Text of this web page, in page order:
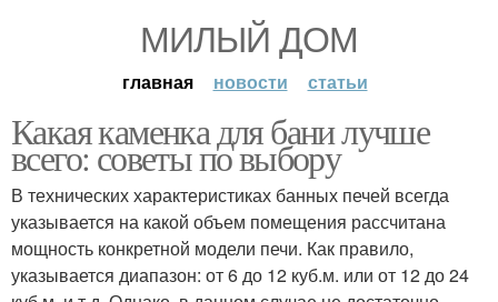
МИЛЫЙ ДОМ
главная новости статьи
Какая каменка для бани лучше
всего: советы по выбору
В технических характеристиках банных печей всегда
указывается на какой объем помещения рассчитана
мощность конкретной модели печи. Как правило,
указывается диапазон: от 6 до 12 куб.м. или от 12 до 24